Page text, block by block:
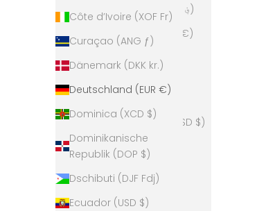
Côte d’Ivoire (XOF Fr)
Curaçao (ANG ƒ)
Dänemark (DKK kr.)
Deutschland (EUR €)
Dominica (XCD $)
Dominikanische
Republik (DOP $)
Dschibuti (DJF Fdj)
Ecuador (USD $)
Afghanistan (AFN ؋)
Ålandinseln (EUR €)
Albanien (ALL L)
Amerikanische
Überseeinseln (USD $)
Andorra (EUR €)
Angola (EUR €)
Anguilla (XCD $)